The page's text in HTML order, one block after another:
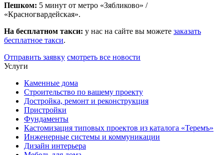
Пешком: 5 минут от метро «Зябликово» /
«Красногвардейская».
На бесплатном такси: у нас на сайте вы можете заказать
бесплатное такси.
Отправить заявку смотреть все новости
Услуги
Каменные дома
Строительство по вашему проекту
Достройка, ремонт и реконструкция
Пристройки
Фундаменты
Кастомизация типовых проектов из каталога «Теремъ»
Инженерные системы и коммуникации
Дизайн интерьера